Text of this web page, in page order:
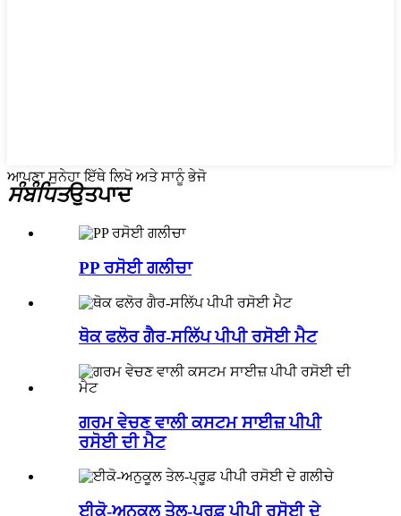
ਆਪਣਾ ਸੁਨੇਹਾ ਇੱਥੇ ਲਿਖੋ ਅਤੇ ਸਾਨੂੰ ਭੇਜੋ
ਸੰਬੰਧਿਤਉਤਪਾਦ
PP ਰਸੋਈ ਗਲੀਚਾ
ਥੋਕ ਫਲੋਰ ਗੈਰ-ਸਲਿੱਪ ਪੀਪੀ ਰਸੋਈ ਮੈਟ
ਗਰਮ ਵੇਚਣ ਵਾਲੀ ਕਸਟਮ ਸਾਈਜ਼ ਪੀਪੀ
ਰਸੋਈ ਦੀ ਮੈਟ
ਈਕੋ-ਅਨੁਕੂਲ ਤੇਲ-ਪ੍ਰੂਫ਼ ਪੀਪੀ ਰਸੋਈ ਦੇ